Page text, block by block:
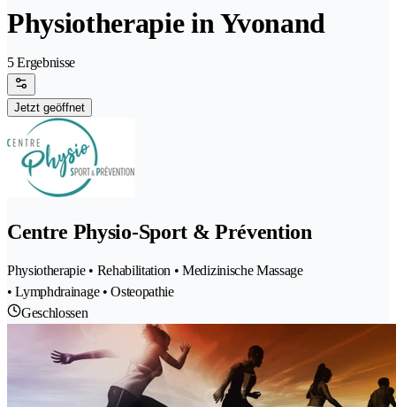
Physiotherapie in Yvonand
5 Ergebnisse
Jetzt geöffnet
Centre Physio-Sport & Prévention
Physiotherapie • Rehabilitation • Medizinische Massage
• Lymphdrainage • Osteopathie
Geschlossen